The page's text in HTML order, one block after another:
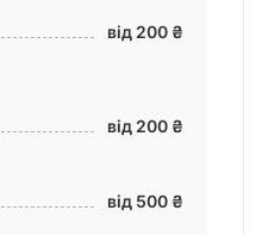
від 200 ₴
від 200 ₴
від 500 ₴